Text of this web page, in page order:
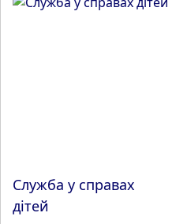
Служба у справах
дітей